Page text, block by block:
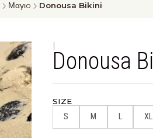
Μαγιo Donousa Bikini
|
Donousa
SIZE
S M L XL